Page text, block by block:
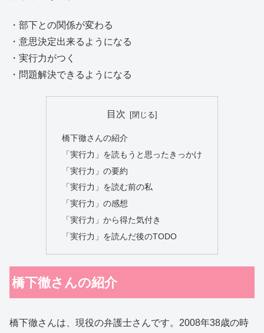
・部下との関係が変わる
・意思決定出来るようになる
・実行力がつく
・問題解決できるようになる
目次
橋下徹さんの紹介
「実行力」を読もうと思ったきっかけ
「実行力」の要約
「実行力」を読む前の私
「実行力」の感想
「実行力」から得た気付き
「実行力」を読んだ後のTODO
橋下徹さんの紹介
橋下徹さんは、現役の弁護士さんです。2008年38歳の時